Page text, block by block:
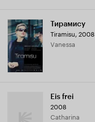
Тирамису
Tiramisu, 2008
Vanessa
Eis frei
2008
Catharina